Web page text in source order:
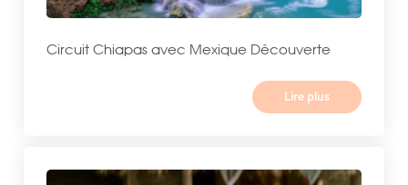
Circuit Chiapas avec Mexique Découverte
Lire plus